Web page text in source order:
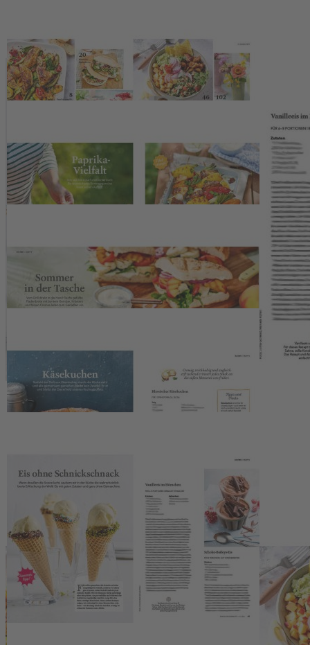
Sofort lieferbar
EINFACH HAUSGEMACHT vier 2026 mit folgenden Themen:
Frisches vom Grill: Buntes Gemüse, Hähnchen, Spareribs, Käse
und Fisch | Marmeladen: Neue Lieblingssorten aus Sommerfrüchten
| Eis selber machen: So geht’s – herrlich erfrischend & ganz einfach |
Beschreibung
EINFACH HAUSGEMACHT #4/2026begleitet Sie mit vielen
frischen Ideen durch die schönste Zeit des Jahres– mit Rezepten, die
Freude machen, alltagstauglich sind und sich ohne großen Aufwand
umsetzen lassen. Die Ausgabe fängt gleich mehrere
an heißen Tagen, den
selbst gemachte
Vorräte und kleine Köstlichkeitenfür zwischendurch. Ob
knackiger Salat, schnelle Pasta, gefüllte Fladenbrote oder bunte
– dieneuen Rezepte
sollen Ihnen Inspiration
geben, ohne Sie lange in der Küche festzuhalten.
Im Haushaltsteil gibt es praktische Tipps rund umKalk im
Haushalt, Haushaltswissen und nachhaltiges Haushalten. Für Sie
im Praxis-Check.
DIY-Ideen
mit leuchtenden Zinnien und Tischdeko in Blau, Weiß und einem
Hauch Rot. Die Ausgabe #4/2026 der Zeitschrift EINFACH
HAUSGEMACHT macht den Sommer unkompliziert, bunt und
genussvoll.
48165 Münster
Deutschland
Telefon: +49 (0) 2501 801-6161
Montag–Freitag 8:00–20:00 Uhr
Samstag 8:00–13:00 Uhr
>>> Zum Kontaktformular
EU-Online-Plattform zur alternativen Streitbeilegung:
www.ec.europa.eu/consumers/odr